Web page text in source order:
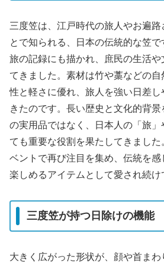
三度笠は、江戸時代の旅人やお遍路
とで知られる、日本の伝統的な笠
旅の記録にも描かれ、庶民の生活
てきました。素材は竹や藁などの
性と軽さに優れ、旅人を強い日差
きたのです。長い歴史と文化的背
の実用品ではなく、日本人の「旅
ても重要な役割を果たしてきました
ベントで再び注目を集め、伝統を
楽しめるアイテムとして愛され続け
三度笠が持つ日除けの機能
大きく広がった形状が、顔や首まわ